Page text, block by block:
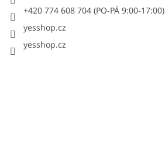
+420 774 608 704 (PO-PÁ 9:00-17:00)
yesshop.cz
yesshop.cz